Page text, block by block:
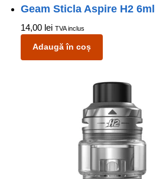
Geam Sticla Aspire H2 6ml
14,00 lei TVA inclus
Adaugă în coș